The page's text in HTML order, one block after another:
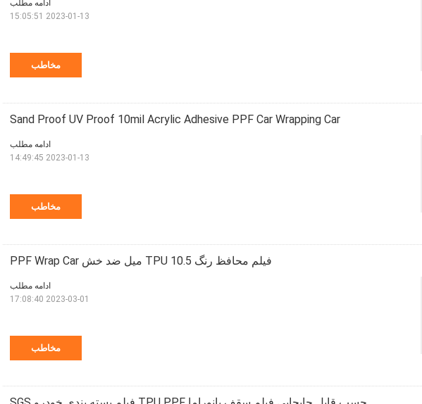
مخاطب
ادامه مطلب
2023-01-13 15:05:51
Sand Proof UV Proof 10mil Acrylic Adhesive PPF Car Wrapping Car
مخاطب
ادامه مطلب
2023-01-13 14:49:45
فیلم محافظ رنگ TPU 10.5 میل ضد خش PPF Wrap Car
مخاطب
ادامه مطلب
2023-03-01 17:08:40